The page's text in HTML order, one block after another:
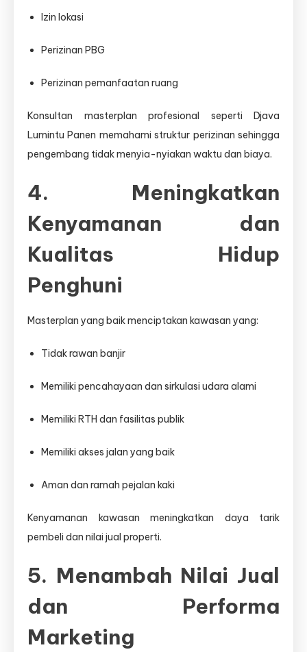
Izin lokasi
Perizinan PBG
Perizinan pemanfaatan ruang
Konsultan masterplan profesional seperti Djava
Lumintu Panen memahami struktur perizinan sehingga
pengembang tidak menyia-nyiakan waktu dan biaya.
4. Meningkatkan
Kenyamanan dan
Kualitas Hidup
Penghuni
Masterplan yang baik menciptakan kawasan yang:
Tidak rawan banjir
Memiliki pencahayaan dan sirkulasi udara alami
Memiliki RTH dan fasilitas publik
Memiliki akses jalan yang baik
Aman dan ramah pejalan kaki
Kenyamanan kawasan meningkatkan daya tarik
pembeli dan nilai jual properti.
5. Menambah Nilai Jual
dan Performa
Marketing